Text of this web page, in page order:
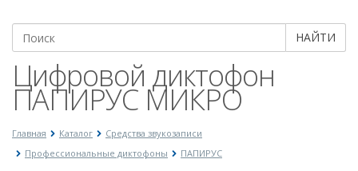
НАЙТИ
Цифровой диктофон
ПАПИРУС МИКРО
Главная Каталог
Средства звукозаписи
Профессиональные диктофоны
ПАПИРУС